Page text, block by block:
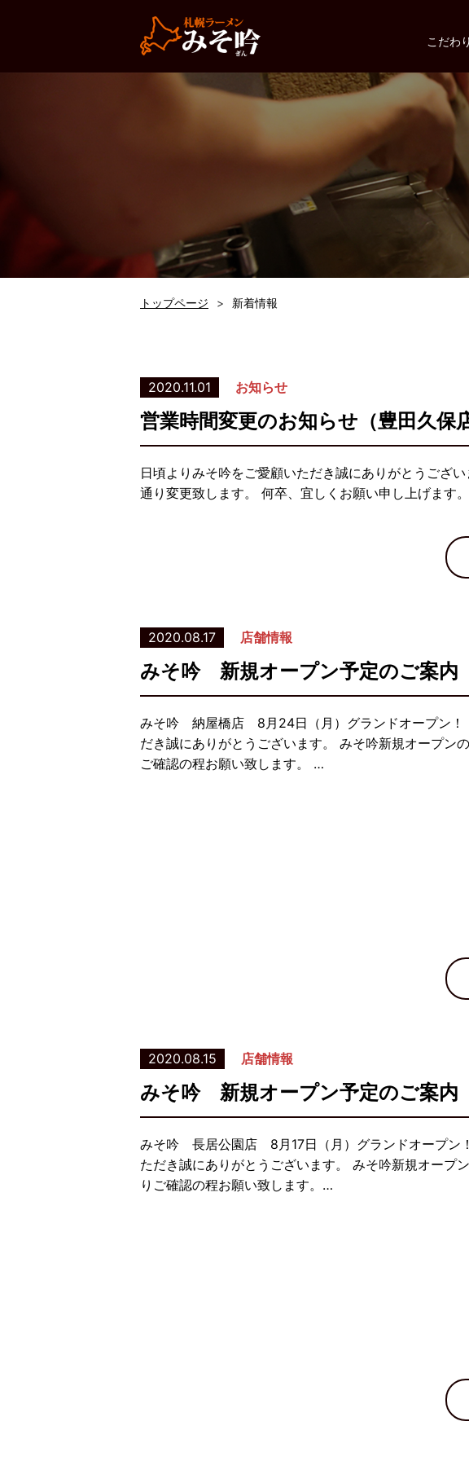
こだわり
トップページ 新着情報
2020.11.01 お知らせ
営業時間変更のお知らせ（豊田久保
日頃よりみそ吟をご愛顧いただき誠にありがとうござ
通り変更致します。 何卒、宜しくお願い申し上げます
2020.08.17 店舗情報
みそ吟 新規オープン予定のご案内
みそ吟 納屋橋店 8月24日（月）グランドオープン！
だき誠にありがとうございます。 みそ吟新規オープン
ご確認の程お願い致します。 …
2020.08.15 店舗情報
みそ吟 新規オープン予定のご案内
みそ吟 長居公園店 8月17日（月）グランドオープン
ただき誠にありがとうございます。 みそ吟新規オープ
りご確認の程お願い致します。…